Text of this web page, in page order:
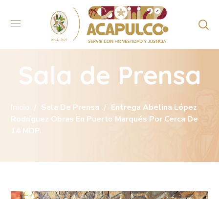
Sala de Prensa
Inicio Sala De Prensa
Entrega Abelina López
Rodríguez Obras En Puerto Marqués Por Cerca De
14 MDP.